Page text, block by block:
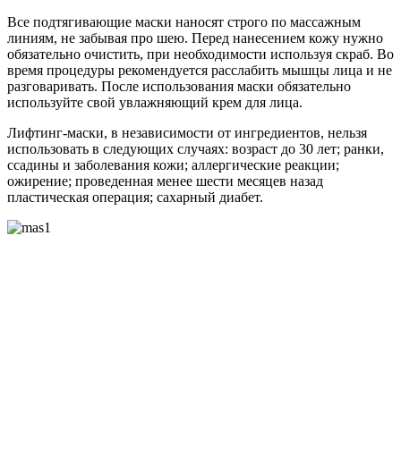
Все подтягивающие маски наносят строго по массажным
линиям, не забывая про шею. Перед нанесением кожу нужно
обязательно очистить, при необходимости используя скраб. Во
время процедуры рекомендуется расслабить мышцы лица и не
разговаривать. После использования маски обязательно
используйте свой увлажняющий крем для лица.
Лифтинг-маски, в независимости от ингредиентов, нельзя
использовать в следующих случаях: возраст до 30 лет; ранки,
ссадины и заболевания кожи; аллергические реакции;
ожирение; проведенная менее шести месяцев назад
пластическая операция; сахарный диабет.